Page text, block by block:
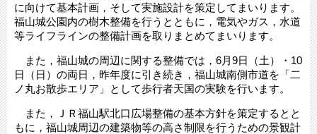
に向けて基本計画，そして実施設計を策定してまいります。
福山城公園内の樹木整備を行うとともに，電気やガス，水道
等ライフラインの整備計画を取りまとめてまいります。
また，福山城の周辺に関する整備では，6月9日（土）・10
日（日）の両日，昨年度に引き続き，福山城南側市道を「二
ノ丸お散歩エリア」として歩行者天国の実験を行います。
また，ＪＲ福山駅北口広場整備の基本方針を策定するとと
もに，福山城周辺の建築物等の高さ制限を行うための景観計